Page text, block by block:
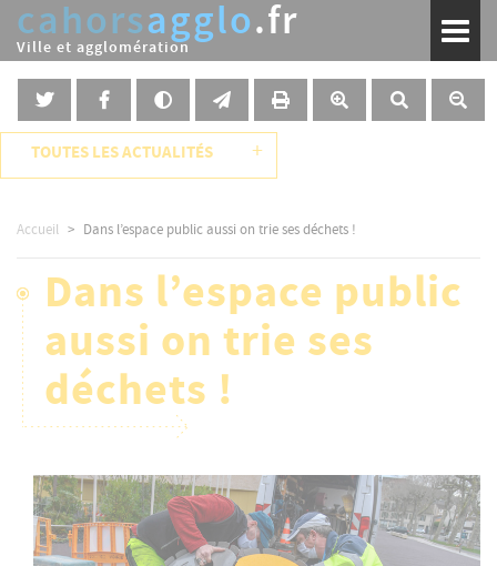
Aller
contenu
principal
cahorsagglo.fr
Ville et agglomération
TOUTES LES ACTUALITÉS +
Accueil Dans l’espace public aussi on trie ses déchets !
Dans l’espace public
aussi on trie ses
déchets !